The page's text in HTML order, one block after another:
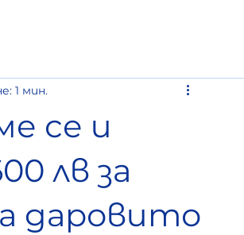
се и
лв за
даровито
1 мин.